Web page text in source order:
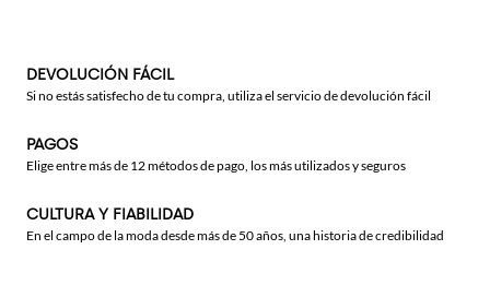
DEVOLUCIÓN FÁCIL
Si no estás satisfecho de tu compra, utiliza el servicio de devolución fácil
PAGOS
Elige entre más de 12 métodos de pago, los más utilizados y seguros
CULTURA Y FIABILIDAD
En el campo de la moda desde más de 50 años, una historia de credibilidad